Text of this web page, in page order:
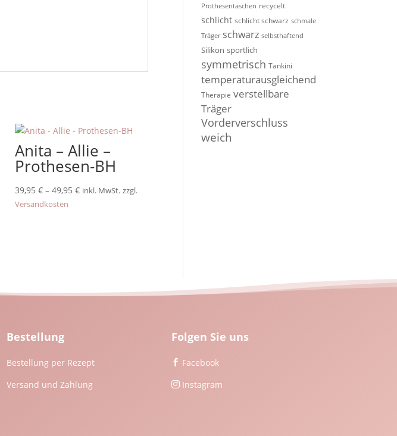
Anita – Allie –
Prothesen-BH
39,95 €– 49,95 € inkl. MwSt. zzgl.
Versandkosten
Prothesentaschen recycelt
schlicht schlicht schwarz schmale
Träger schwarz selbsthaftend
Silikon sportlich
symmetrisch Tankini
temperaturausgleichend
Therapie verstellbare
Träger
Vorderverschluss
weich
Bestellung
Bestellung per Rezept
Versand und Zahlung
Folgen Sie uns
 Facebook
 Instagram